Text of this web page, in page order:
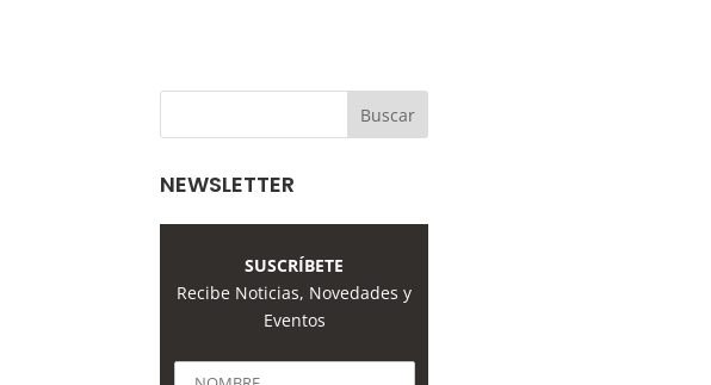
NEWSLETTER
SUSCRÍBETE
Recibe Noticias, Novedades y
Eventos